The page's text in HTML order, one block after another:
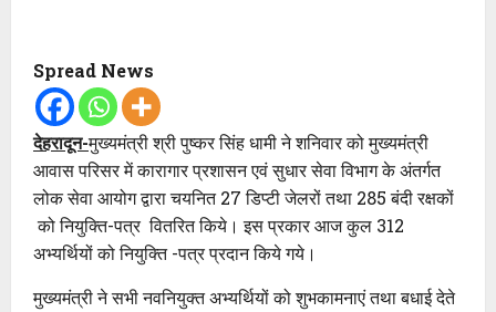
Spread News
देहरादून-मुख्यमंत्री श्री पुष्कर सिंह धामी ने शनिवार को मुख्यमंत्री
आवास परिसर में कारागार प्रशासन एवं सुधार सेवा विभाग के अंतर्गत
लोक सेवा आयोग द्वारा चयनित 27 डिप्टी जेलरों तथा 285 बंदी रक्षकों
को नियुक्ति-पत्र वितरित किये। इस प्रकार आज कुल 312
अभ्यर्थियों को नियुक्ति -पत्र प्रदान किये गये।
मुख्यमंत्री ने सभी नवनियुक्त अभ्यर्थियों को शुभकामनाएं तथा बधाई देते